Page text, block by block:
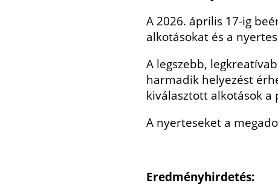
A 2026. április 17-ig
alkotásokat és a
A legszebb,
harmadik helyezést
kiválasztott alkotások
A nyerteseket a
Eredményhirdetés: